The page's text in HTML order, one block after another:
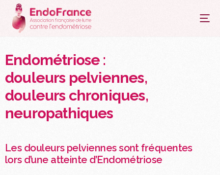
principal
Endométriose :
douleurs pelviennes,
douleurs chroniques,
neuropathiques
Les douleurs pelviennes sont fréquentes
lors d’une atteinte d’Endométriose